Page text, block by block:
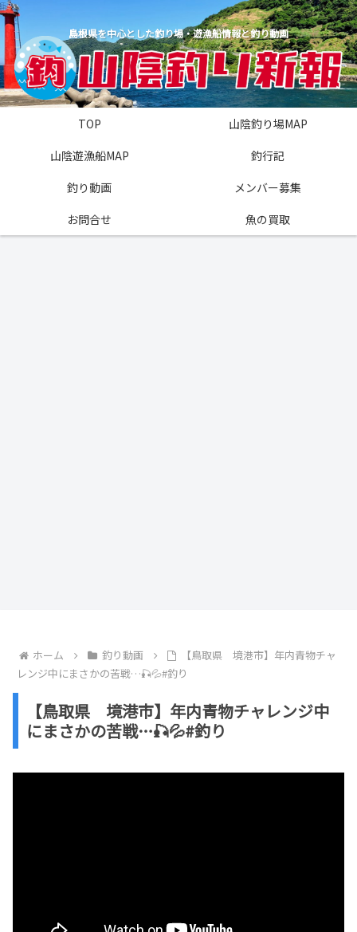
島根県を中心とした釣り場・遊漁船情報と釣り動画
TOP
山陰釣り場MAP
山陰遊漁船MAP
釣行記
釣り動画
メンバー募集
お問合せ
魚の買取
ホーム 釣り動画
【鳥取県 境港市】年内青物チャ
レンジ中にまさかの苦戦…🎣💦#釣り
【鳥取県 境港市】年内青物チャレンジ中
にまさかの苦戦…🎣💦#釣り